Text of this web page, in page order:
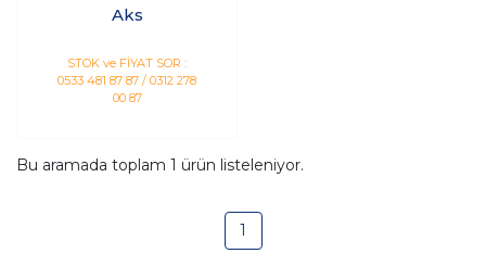
Aks
STOK ve FİYAT SOR :
0533 481 87 87 / 0312 278
00 87
Bu aramada toplam 1 ürün listeleniyor.
1